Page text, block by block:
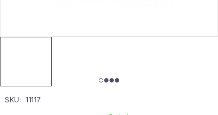
Karácsonyi esemény
SKU: 11117